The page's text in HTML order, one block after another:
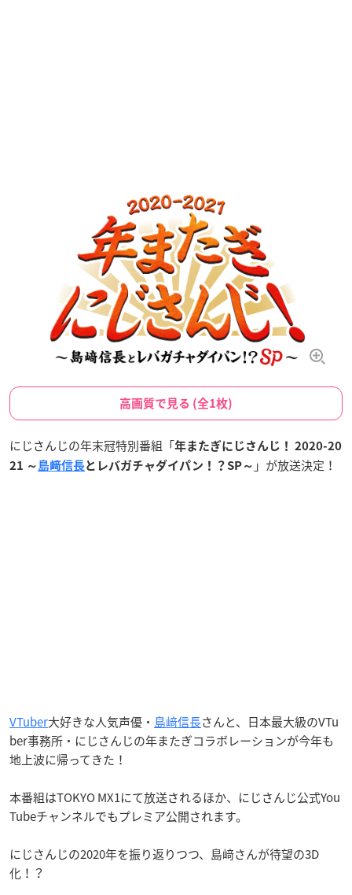
高画質で見る (全1枚)
にじさんじの年末冠特別番組「年またぎにじさんじ！ 2020-20
21 ～ 島﨑信長とレバガチャダイパン！？SP～ 」が放送決定！
VTuber大好きな人気声優・ 島﨑信長さんと、日本最大級のVTu
ber事務所・にじさんじの年またぎコラボレーションが今年も
地上波に帰ってきた！
本番組はTOKYO MX1にて放送されるほか、にじさんじ公式You
Tubeチャンネルでもプレミア公開されます。
にじさんじの2020年を振り返りつつ、島﨑さんが待望の3D
化！？